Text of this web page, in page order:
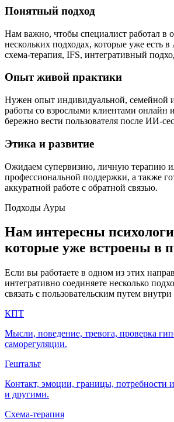
Понятный подход
Нам важно, чтобы специалист работал в
нескольких подходах, которые уже есть
схема-терапия, IFS, интегративный
Опыт живой практики
Нужен опыт индивидуальной, семейной
работы со взрослыми клиентами онлайн
бережно вести пользователя после ИИ-
Этика и развитие
Ожидаем супервизию, личную терапию
профессиональной поддержки, а также
аккуратной работе с обратной связью.
Подходы Ауры
Нам интересны психологи
которые уже встроены в
Если вы работаете в одном из этих
интегративно соединяете несколько
связать с пользовательским путем
КПТ
Мысли, поведение, тревога, проверка
саморегуляции.
Гештальт
Контакт, эмоции, границы, потребности
и другими.
Схема-терапия